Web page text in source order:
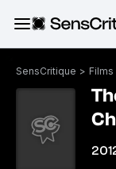
SensCritique > Films